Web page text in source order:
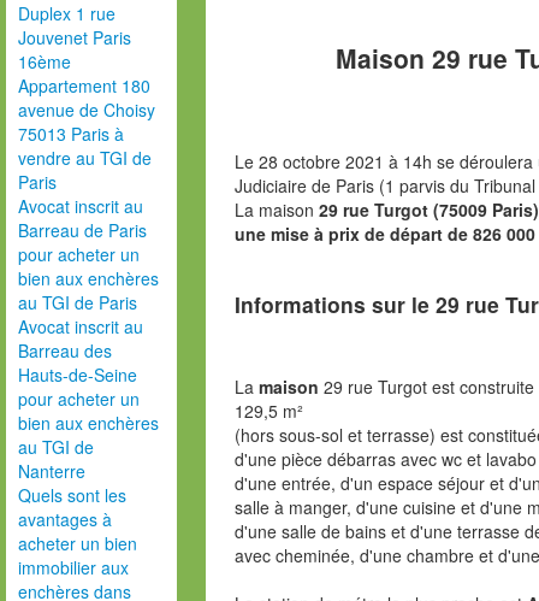
Duplex 1 rue
Jouvenet Paris
16ème
Appartement 180
avenue de Choisy
75013 Paris à
vendre au TGI de
Paris
Avocat inscrit au
Barreau de Paris
pour acheter un
bien aux enchères
au TGI de Paris
Avocat inscrit au
Barreau des
Hauts-de-Seine
pour acheter un
bien aux enchères
au TGI de
Nanterre
Quels sont les
avantages à
acheter un bien
immobilier aux
enchères dans
Maison 29 rue
Le 28 octobre 2021 à 14h se
Judiciaire de Paris (1 parvis du
La maison 29 rue Turgot (75009
une mise à prix de départ de 826 000
Informations sur le 29 rue
La maison 29 rue Turgot est
129,5 m²
(hors sous-sol et terrasse) est
d'une pièce débarras avec wc et
d'une entrée, d'un espace séjour et
salle à manger, d'une cuisine et d'une
d'une salle de bains et d'une terrasse
avec cheminée, d'une chambre et